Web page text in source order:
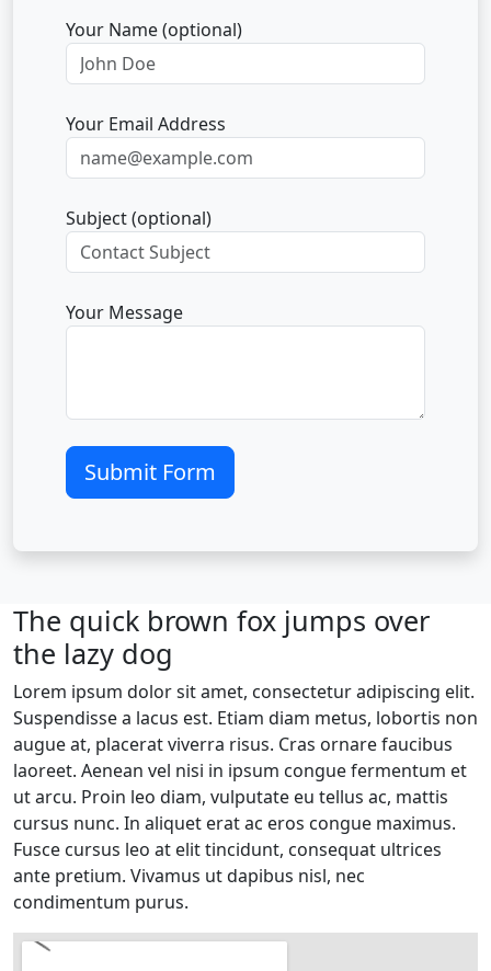
Your Name (optional)
Your Email Address
Subject (optional)
Your Message
Submit Form
The quick brown fox jumps over
the lazy dog
Lorem ipsum dolor sit amet, consectetur adipiscing elit.
Suspendisse a lacus est. Etiam diam metus, lobortis non
augue at, placerat viverra risus. Cras ornare faucibus
laoreet. Aenean vel nisi in ipsum congue fermentum et
ut arcu. Proin leo diam, vulputate eu tellus ac, mattis
cursus nunc. In aliquet erat ac eros congue maximus.
Fusce cursus leo at elit tincidunt, consequat ultrices
ante pretium. Vivamus ut dapibus nisl, nec
condimentum purus.